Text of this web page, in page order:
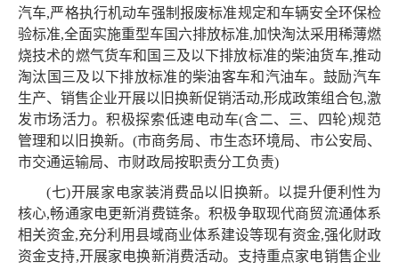
汽车,严格执行机动车强制报废标准规定和车辆安全环保检
验标准,全面实施重型车国六排放标准,加快淘汰采用稀薄燃
烧技术的燃气货车和国三及以下排放标准的柴油货车,推动
淘汰国三及以下排放标准的柴油客车和汽油车。鼓励汽车
生产、销售企业开展以旧换新促销活动,形成政策组合包,激
发市场活力。积极探索低速电动车(含二、三、四轮)规范
管理和以旧换新。(市商务局、市生态环境局、市公安局、
市交通运输局、市财政局按职责分工负责)
(七)开展家电家装消费品以旧换新。以提升便利性为
核心,畅通家电更新消费链条。积极争取现代商贸流通体系
相关资金,充分利用县域商业体系建设等现有资金,强化财政
资金支持,开展家电换新消费活动。支持重点家电销售企业